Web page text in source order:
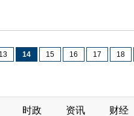
13 14 15 16 17 18
时政 资讯 财经